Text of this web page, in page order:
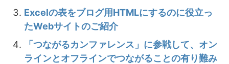
Excelの表をブログ用HTMLにするのに役立っ
たWebサイトのご紹介
「つながるカンファレンス」に参戦して、オン
ラインとオフラインでつながることの有り難み